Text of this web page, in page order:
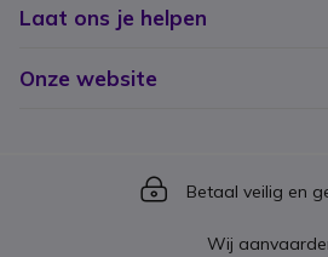
Laat ons je helpen
Onze website
Icon
Betaal veilig en
Wij